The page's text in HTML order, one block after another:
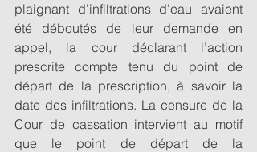
plaignant d’infiltrations d’eau avaient
été déboutés de leur demande en
appel, la cour déclarant l’action
prescrite compte tenu du point de
départ de la prescription, à savoir la
date des infiltrations. La censure de la
Cour de cassation intervient au motif
que le point de départ de la